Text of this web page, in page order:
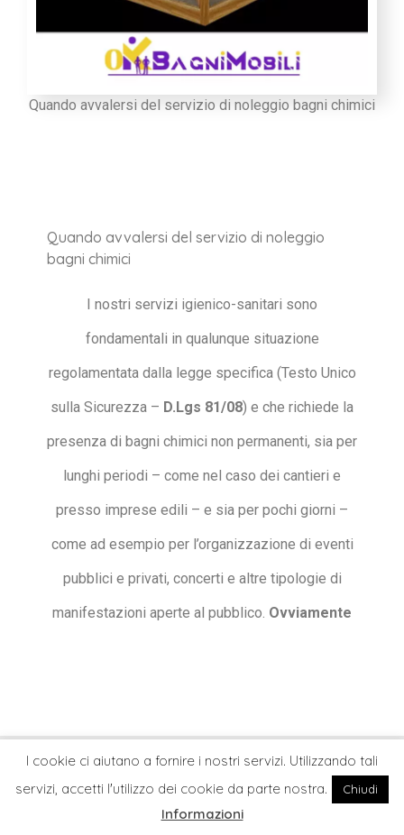
Quando avvalersi del servizio di noleggio
bagni chimici
I nostri servizi igienico-sanitari sono
fondamentali in qualunque situazione
regolamentata dalla legge specifica (Testo Unico
sulla Sicurezza – D.Lgs 81/08) e che richiede la
presenza di bagni chimici non permanenti, sia per
lunghi periodi – come nel caso dei cantieri e
presso imprese edili – e sia per pochi giorni –
come ad esempio per l’organizzazione di eventi
pubblici e privati, concerti e altre tipologie di
manifestazioni aperte al pubblico. Ovviamente
Quando avvalersi del servizio di noleggio bagni chimici
I cookie ci aiutano a fornire i nostri servizi. Utilizzando tali
servizi, accetti l'utilizzo dei cookie da parte nostra.
Chiudi
Informazioni